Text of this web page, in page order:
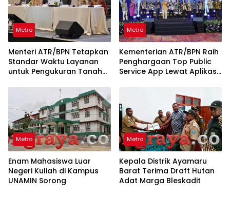
Metro
Menteri ATR/BPN Tetapkan
Standar Waktu Layanan
untuk Pengukuran Tanah
Metro
Kementerian ATR/BPN Raih
Penghargaan Top Public
Service App Lewat Aplikasi
Metro
Enam Mahasiswa Luar
Negeri Kuliah di Kampus
UNAMIN Sorong
Metro
Kepala Distrik Ayamaru
Barat Terima Draft Hutan
Adat Marga Bleskadit